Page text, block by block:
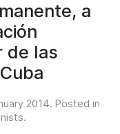
a
de las
2014. Posted in
.